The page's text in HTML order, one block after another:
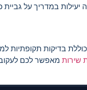
במדריך על גביית
בדיקות תקופתיות
שירות מאפשר לכם לעקוב